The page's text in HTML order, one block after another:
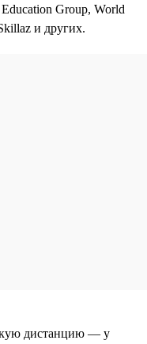
Group, World
и других.
дистанцию — у